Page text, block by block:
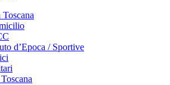
d’Epoca / Sportive